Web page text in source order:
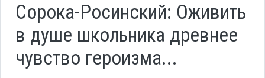
Сорока-Росинский: Оживить
в душе школьника древнее
чувство героизма...